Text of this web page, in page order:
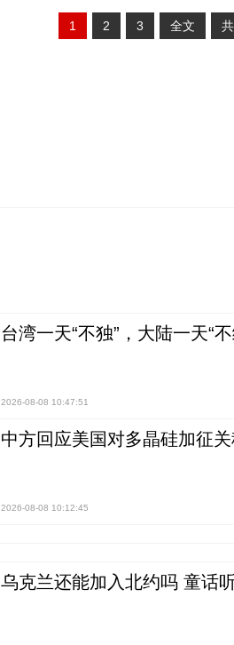
1 2 3 全文 共
台湾一天“不独”，大陆一天“
2026-08-08 10:47:51
中方回应美国对多晶硅加征
2026-08-08 10:12:45
乌克兰还能加入北约吗 童话